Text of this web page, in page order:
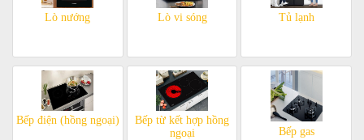
Lò nướng Lò vi sóng Tủ lạnh
Bếp điện (hồng ngoại)
Bếp từ kết hợp hồng
ngoại
Bếp gas